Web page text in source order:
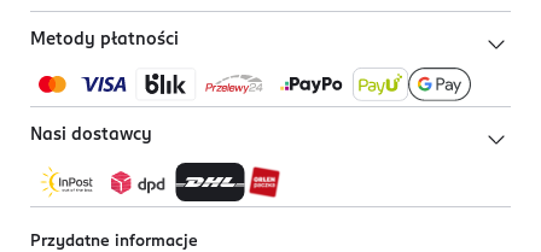
Metody płatności
Nasi dostawcy
Przydatne informacje